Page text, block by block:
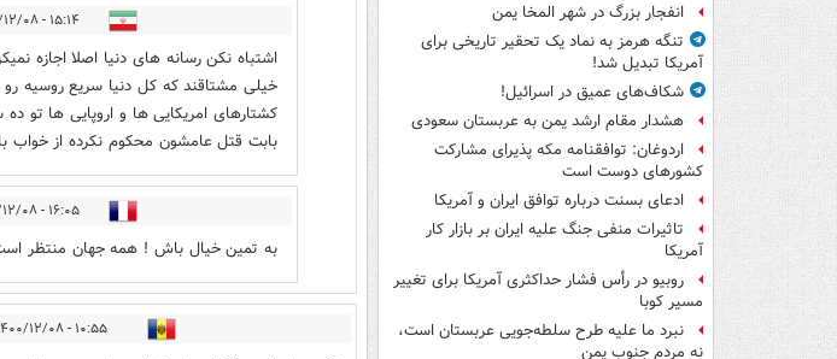
انفجار بزرگ در شهر المخا یمن
تنگه هرمز به نماد یک تحقیر تاریخی برای
آمریکا تبدیل شد!
شکاف‌های عمیق در اسرائیل!
هشدار مقام ارشد یمن به عربستان سعودی
اردوغان: توافقنامه مکه پذیرای مشارکت
کشورهای دوست است
ادعای بسنت درباره توافق ایران و آمریکا
تاثیرات منفی جنگ علیه ایران بر بازار کار
آمریکا
روبیو در رأس فشار حداکثری آمریکا برای تغییر
مسیر کوبا
نبرد ما علیه طرح سلطه‌جویی عربستان است،
نه مردم جنوب یمن
۱۵:۱۴ - ۱۴۰۰/۱۲/۰۸
اشتباه نکن رسانه های دنیا اصلا اجازه
خیلی مشتاقند که کل دنیا سریع روسیه
کشتارهای امریکایی ها و اروپایی ها تو
بابت قتل عامشون محکوم نکرده از خواب
۱۶:۰۵ - ۱۴۰۰/۱۲/۰۸
به تمین خیال باش ! همه جهان منتظر
۱۰:۵۵ - ۱۴۰۰/۱۲/۰۸